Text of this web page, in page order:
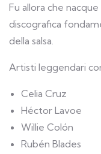
Fu allora che
discografica
della salsa.
Artisti leggendari
Celia Cruz
Héctor Lavoe
Willie Colón
Rubén Blades